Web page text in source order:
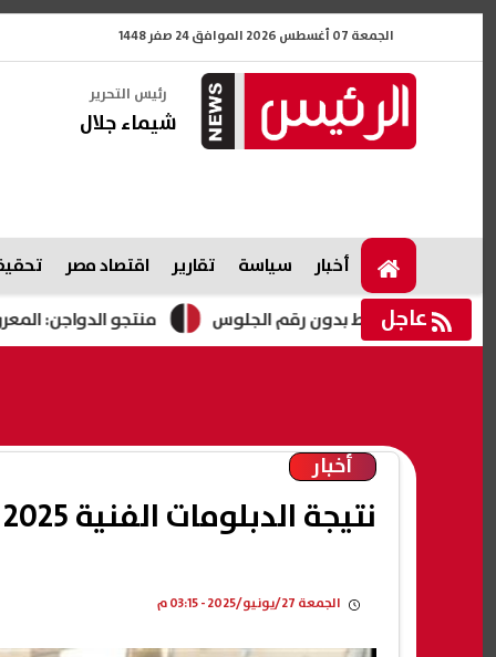
الجمعة 07 أغسطس 2026 الموافق 24 صفر 1448
رئيس التحرير
شيماء جلال
أخبار سياسة تقارير اقتصاد مصر
عاجل منتجو الدواجن: المعروض ارتفع 25% والإنتاج زاد 14% خلال عام
أخبار
نتيجة الدبلومات الفنية 2025 برقم الجلوس جميع التخصصات
الجمعة 27/يونيو/2025 - 03:15 م